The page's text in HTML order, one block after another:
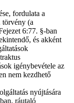
fordulata a
(a
6:77. §-ban
és akként
igénybevétele az
nem kezdhető
nyújtására
ráutaló